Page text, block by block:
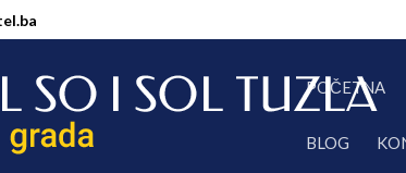
POČETNA
BLOG